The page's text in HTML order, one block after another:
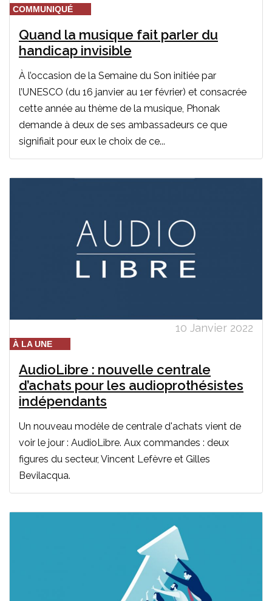
COMMUNIQUÉ
Quand la musique fait parler du
handicap invisible
À l’occasion de la Semaine du Son initiée par
l’UNESCO (du 16 janvier au 1er février) et consacrée
cette année au thème de la musique, Phonak
demande à deux de ses ambassadeurs ce que
signifiait pour eux le choix de ce...
10 Janvier 2022
À LA UNE
AudioLibre : nouvelle centrale
d’achats pour les audioprothésistes
indépendants
Un nouveau modèle de centrale d'achats vient de
voir le jour : AudioLibre. Aux commandes : deux
figures du secteur, Vincent Lefèvre et Gilles
Bevilacqua.